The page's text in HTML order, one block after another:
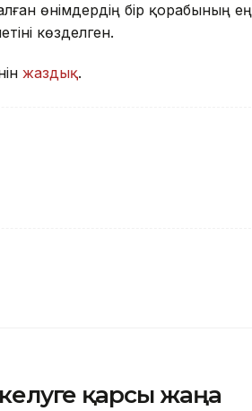
өнімдердің бір қорабының ең
көзделген.
жаздық.
қарсы жаңа